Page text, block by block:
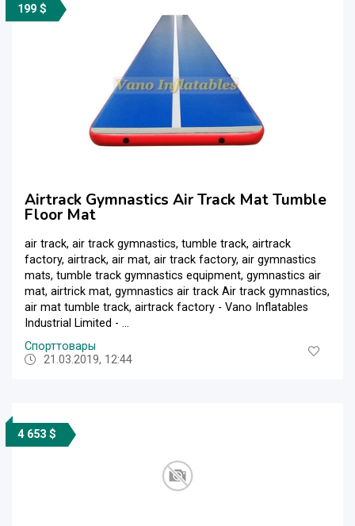
199 $
Airtrack Gymnastics Air Track Mat Tumble
Floor Mat
air track, air track gymnastics, tumble track, airtrack
factory, airtrack, air mat, air track factory, air gymnastics
mats, tumble track gymnastics equipment, gymnastics air
mat, airtrick mat, gymnastics air track Air track gymnastics,
air mat tumble track, airtrack factory - Vano Inflatables
Industrial Limited - ...
Спорттовары
21.03.2019, 12:44
4 653 $